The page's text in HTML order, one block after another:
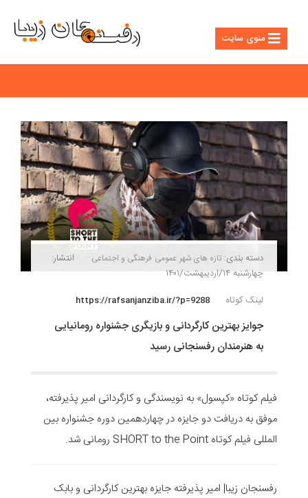
منوی سایت
دسته بندی: تازه های شهر عمومی فرهنگی و اجتماعی
انتشار:
چهارشنبه ۱۴/اردیبهشت/۱۴۰۱
لینک کوتاه
https://rafsanjanziba.ir/?p=9288
جوایز بهترین کارگردانی و بازیگری جشنواره رومانیایی
به هنرمندان رفسنجانی رسید
فیلم‌ کوتاه «کپسول» به نویسندگی و کارگردانی امیر پذیرفته،
موفق به دریافت دو جایزه در چهاردهمین دوره جشنواره بین
المللی فیلم کوتاه SHORT to the Point رومانی شد.
رفسنجان زیبا| امیر پذیرفته جایزه بهترین کارگردانی و بابک